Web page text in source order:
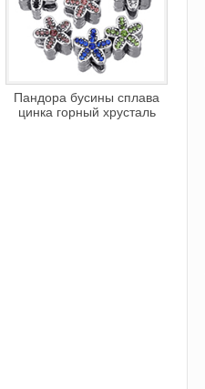
Пандора бусины сплава
цинка горный хрусталь